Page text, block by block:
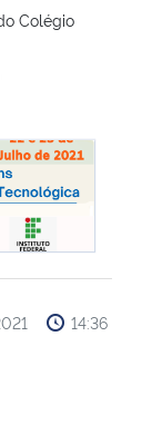
Colégio
da Educação
14:36